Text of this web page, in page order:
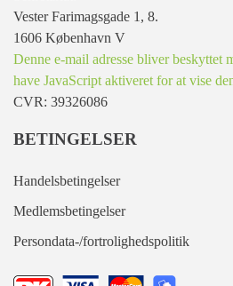
Vester Farimagsgade 1, 8.
1606 København V
Denne e-mail adresse bliver beskyttet
have JavaScript aktiveret for at vise
CVR: 39326086
BETINGELSER
Handelsbetingelser
Medlemsbetingelser
Persondata-/fortrolighedspolitik